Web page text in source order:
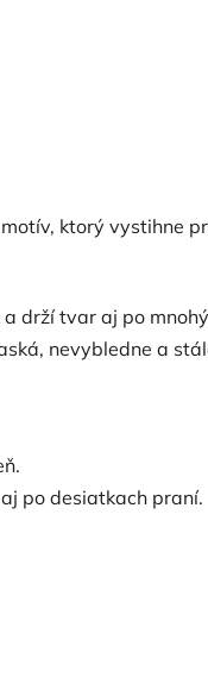
ktorý vystihne
drží tvar aj po
nevybledne a
po desiatkach praní.